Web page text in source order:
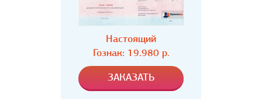
Настоящий
Гознак: 19.980 р.